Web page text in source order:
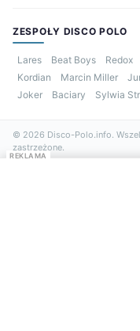
ZESPOŁY DISCO POLO
Lares Beat Boys Redox
Kordian
Marcin Miller
Joker
Baciary Sylwia
© 2026 Disco-Polo.info.
zastrzeżone.
REKLAMA